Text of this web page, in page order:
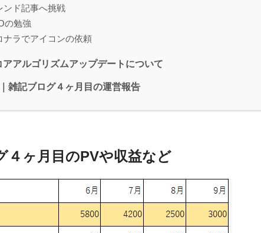
【雑記ブログ４ヶ月目】の運営報告！ PV数と収
益！ 検索流入は増加したが…？
【雑記ブログ5ヶ月目】の運営報告！ PV数と収益
ンド記事へ挑戦
の勉強
ナラでアイコンの依頼
アルゴリズムアップデートについて
雑記ブログ４ヶ月目の運営報告
４ヶ月目のPVや収益など